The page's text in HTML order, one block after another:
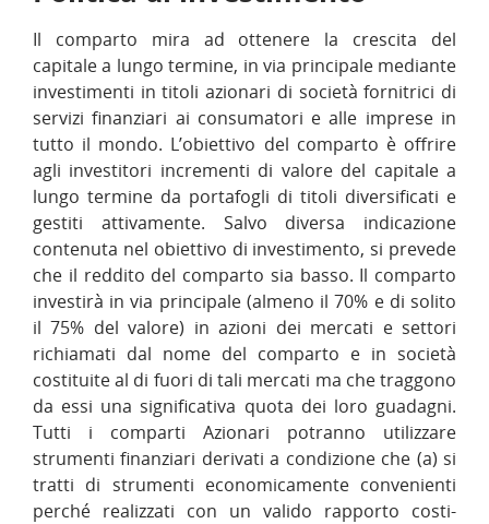
Il comparto mira ad ottenere la crescita del
capitale a lungo termine, in via principale mediante
investimenti in titoli azionari di società fornitrici di
servizi finanziari ai consumatori e alle imprese in
tutto il mondo. L’obiettivo del comparto è offrire
agli investitori incrementi di valore del capitale a
lungo termine da portafogli di titoli diversificati e
gestiti attivamente. Salvo diversa indicazione
contenuta nel obiettivo di investimento, si prevede
che il reddito del comparto sia basso. Il comparto
investirà in via principale (almeno il 70% e di solito
il 75% del valore) in azioni dei mercati e settori
richiamati dal nome del comparto e in società
costituite al di fuori di tali mercati ma che traggono
da essi una significativa quota dei loro guadagni.
Tutti i comparti Azionari potranno utilizzare
strumenti finanziari derivati a condizione che (a) si
tratti di strumenti economicamente convenienti
perché realizzati con un valido rapporto costi-